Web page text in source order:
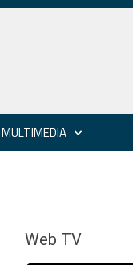
MULTIMEDIA
Web TV